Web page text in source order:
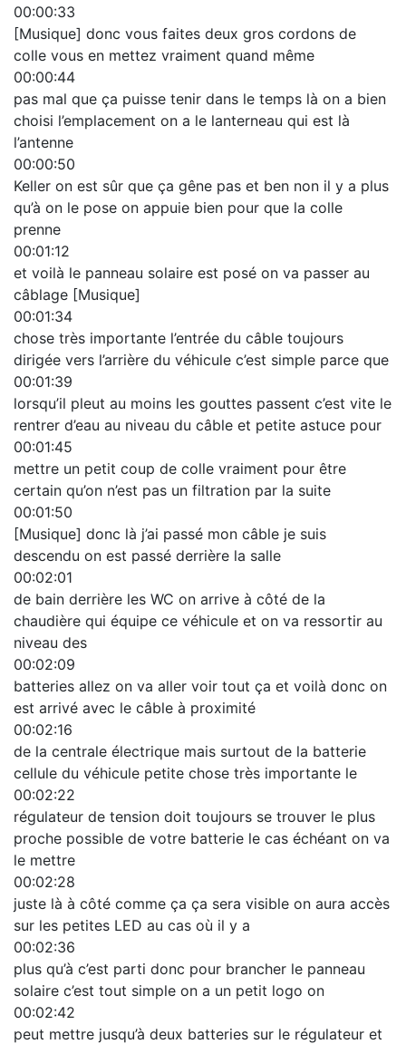
00:00:33
[Musique] donc vous faites deux gros cordons de
colle vous en mettez vraiment quand même
00:00:44
pas mal que ça puisse tenir dans le temps là on a bien
choisi l’emplacement on a le lanterneau qui est là
l’antenne
00:00:50
Keller on est sûr que ça gêne pas et ben non il y a plus
qu’à on le pose on appuie bien pour que la colle
prenne
00:01:12
et voilà le panneau solaire est posé on va passer au
câblage [Musique]
00:01:34
chose très importante l’entrée du câble toujours
dirigée vers l’arrière du véhicule c’est simple parce que
00:01:39
lorsqu’il pleut au moins les gouttes passent c’est vite le
rentrer d’eau au niveau du câble et petite astuce pour
00:01:45
mettre un petit coup de colle vraiment pour être
certain qu’on n’est pas un filtration par la suite
00:01:50
[Musique] donc là j’ai passé mon câble je suis
descendu on est passé derrière la salle
00:02:01
de bain derrière les WC on arrive à côté de la
chaudière qui équipe ce véhicule et on va ressortir au
niveau des
00:02:09
batteries allez on va aller voir tout ça et voilà donc on
est arrivé avec le câble à proximité
00:02:16
de la centrale électrique mais surtout de la batterie
cellule du véhicule petite chose très importante le
00:02:22
régulateur de tension doit toujours se trouver le plus
proche possible de votre batterie le cas échéant on va
le mettre
00:02:28
juste là à côté comme ça ça sera visible on aura accès
sur les petites LED au cas où il y a
00:02:36
plus qu’à c’est parti donc pour brancher le panneau
solaire c’est tout simple on a un petit logo on
00:02:42
peut mettre jusqu’à deux batteries sur le régulateur et